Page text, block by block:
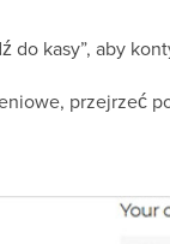
do kasy”, aby
przejrzeć